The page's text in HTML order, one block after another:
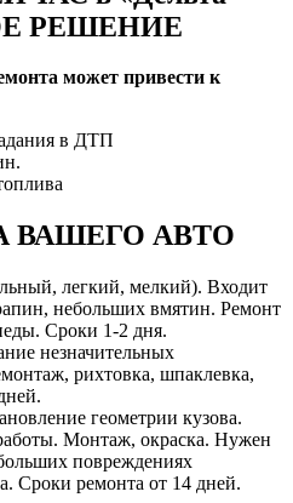
РЕШЕНИЕ
может привести к
в ДТП
ВАШЕГО АВТО
легкий, мелкий). Входит
небольших вмятин. Ремонт
Сроки 1-2 дня.
незначительных
рихтовка, шпаклевка,
геометрии кузова.
Монтаж, окраска. Нужен
повреждениях
Сроки ремонта от 14 дней.